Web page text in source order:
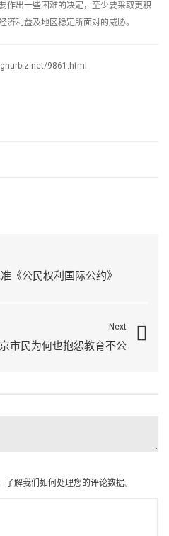
作出一些困难的决定，至少要采取更积
济利益及地区稳定所面对的威胁。
net/9861.html
《公民权利国际公约》
Next
市民为何也抱怨教育不公
了解我们如何处理您的评论数据。